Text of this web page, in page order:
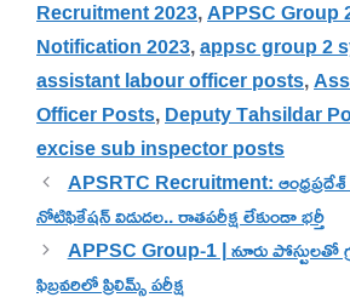
Recruitment 2023,APPSC Group
Notification 2023,appsc group 2
assistant labour officer posts,
Officer Posts,Deputy Tahsildar
excise sub inspector posts
APSRTC Recruitment:
నోటిఫికేషన్ విడుదల.. రాతపరీక్ష లేకుండా భర్తీ
APPSC Group-1 | నూరు పోస్టులతో
ఫిబ్రవరిలో ప్రిలిమ్స్ పరీక్ష